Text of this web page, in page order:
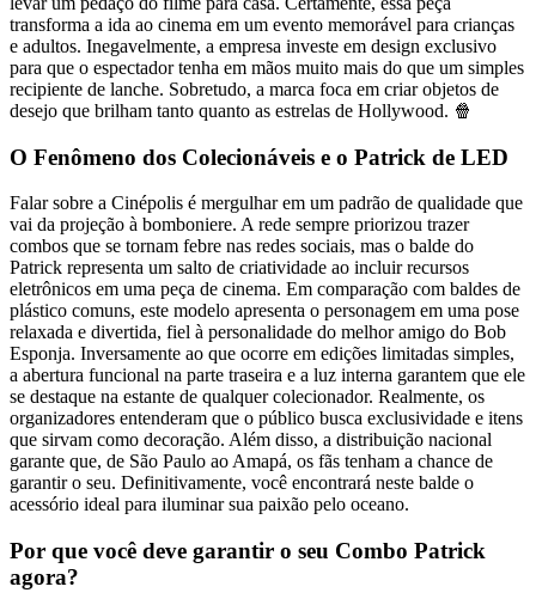
transforma a ida ao cinema em um evento memorável para crianças
e adultos. Inegavelmente, a empresa investe em design exclusivo
para que o espectador tenha em mãos muito mais do que um simples
recipiente de lanche. Sobretudo, a marca foca em criar objetos de
desejo que brilham tanto quanto as estrelas de Hollywood. 🍿
O Fenômeno dos Colecionáveis e o Patrick de LED
Falar sobre a Cinépolis é mergulhar em um padrão de qualidade que
vai da projeção à bomboniere. A rede sempre priorizou trazer
combos que se tornam febre nas redes sociais, mas o balde do
Patrick representa um salto de criatividade ao incluir recursos
eletrônicos em uma peça de cinema. Em comparação com baldes de
plástico comuns, este modelo apresenta o personagem em uma pose
relaxada e divertida, fiel à personalidade do melhor amigo do Bob
Esponja. Inversamente ao que ocorre em edições limitadas simples,
a abertura funcional na parte traseira e a luz interna garantem que ele
se destaque na estante de qualquer colecionador. Realmente, os
organizadores entenderam que o público busca exclusividade e itens
que sirvam como decoração. Além disso, a distribuição nacional
garante que, de São Paulo ao Amapá, os fãs tenham a chance de
garantir o seu. Definitivamente, você encontrará neste balde o
acessório ideal para iluminar sua paixão pelo oceano.
Por que você deve garantir o seu Combo Patrick
agora?